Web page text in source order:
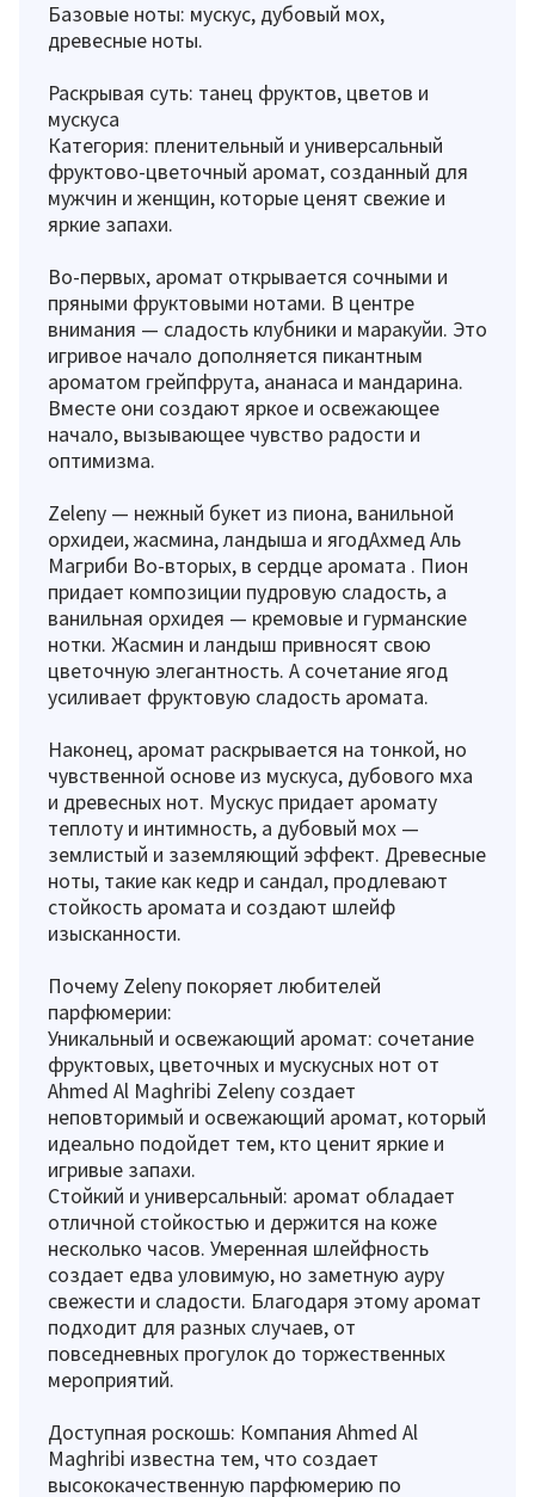
Базовые ноты: мускус, дубовый мох,
древесные ноты.
Раскрывая суть: танец фруктов, цветов и
мускуса
Категория: пленительный и универсальный
фруктово-цветочный аромат, созданный для
мужчин и женщин, которые ценят свежие и
яркие запахи.
Во-первых, аромат открывается сочными и
пряными фруктовыми нотами. В центре
внимания — сладость клубники и маракуйи. Это
игривое начало дополняется пикантным
ароматом грейпфрута, ананаса и мандарина.
Вместе они создают яркое и освежающее
начало, вызывающее чувство радости и
оптимизма.
Zeleny — нежный букет из пиона, ванильной
орхидеи, жасмина, ландыша и ягодАхмед Аль
Магриби Во-вторых, в сердце аромата . Пион
придает композиции пудровую сладость, а
ванильная орхидея — кремовые и гурманские
нотки. Жасмин и ландыш привносят свою
цветочную элегантность. А сочетание ягод
усиливает фруктовую сладость аромата.
Наконец, аромат раскрывается на тонкой, но
чувственной основе из мускуса, дубового мха
и древесных нот. Мускус придает аромату
теплоту и интимность, а дубовый мох —
землистый и заземляющий эффект. Древесные
ноты, такие как кедр и сандал, продлевают
стойкость аромата и создают шлейф
изысканности.
Почему Zeleny покоряет любителей
парфюмерии:
Уникальный и освежающий аромат: сочетание
фруктовых, цветочных и мускусных нот от
Ahmed Al Maghribi Zeleny создает
неповторимый и освежающий аромат, который
идеально подойдет тем, кто ценит яркие и
игривые запахи.
Стойкий и универсальный: аромат обладает
отличной стойкостью и держится на коже
несколько часов. Умеренная шлейфность
создает едва уловимую, но заметную ауру
свежести и сладости. Благодаря этому аромат
подходит для разных случаев, от
повседневных прогулок до торжественных
мероприятий.
Доступная роскошь: Компания Ahmed Al
Maghribi известна тем, что создает
высококачественную парфюмерию по